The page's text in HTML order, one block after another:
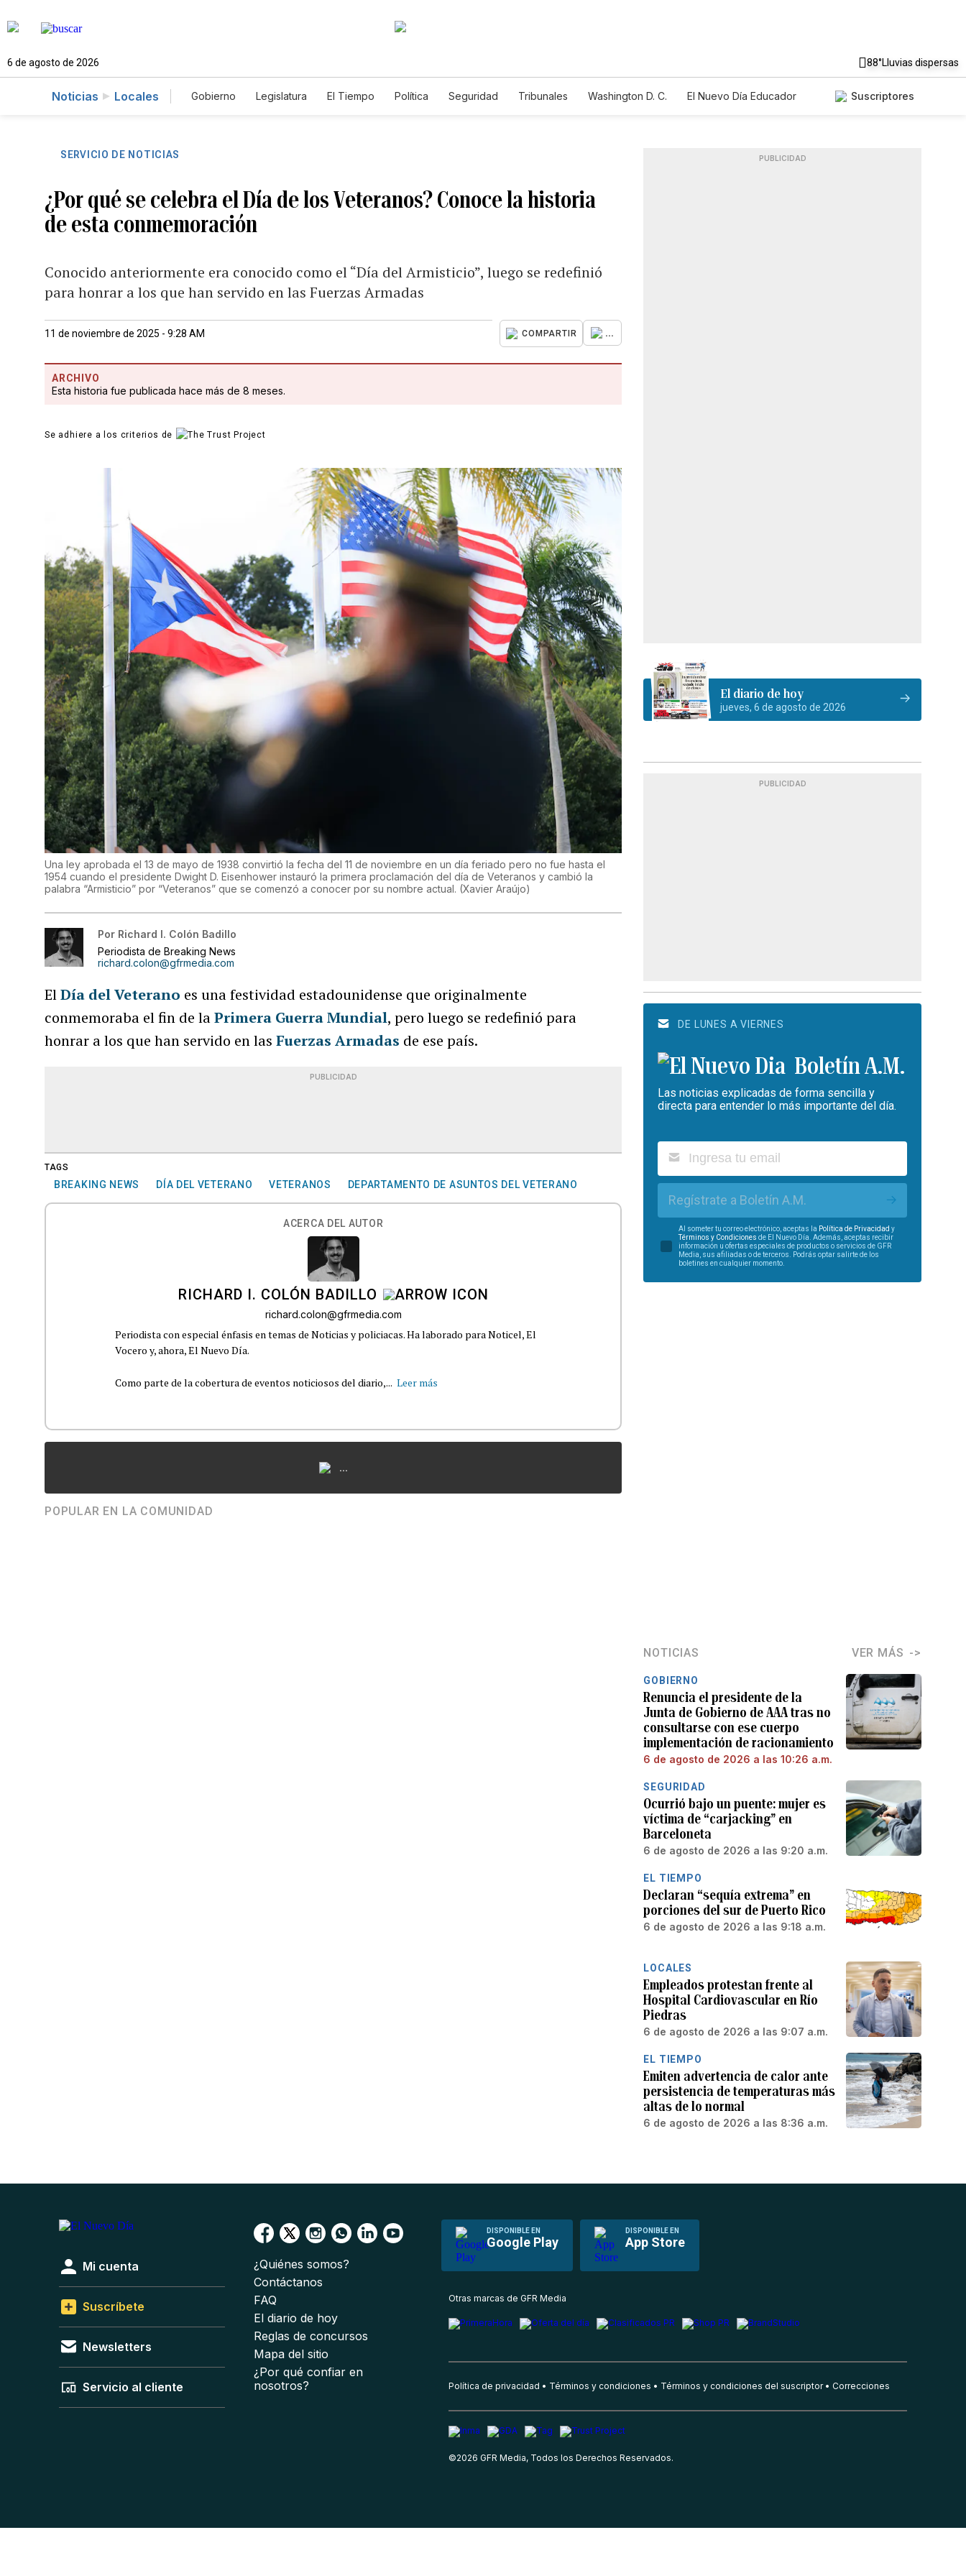
6 de agosto de 2026 88°Lluvias dispersas
Noticias Locales Gobierno Legislatura El Tiempo Política Seguridad Tribunales Washington D. C.
El Nuevo Día Educador
Suscriptores
SERVICIO DE NOTICIAS
¿Por qué se celebra el Día de los Veteranos? Conoce la historia
de esta conmemoración
Conocido anteriormente era conocido como el “Día del Armisticio”, luego se redefinió
para honrar a los que han servido en las Fuerzas Armadas
11 de noviembre de 2025 - 9:28 AM COMPARTIR ...
ARCHIVO
Esta historia fue publicada hace más de 8 meses.
Se adhiere a los criterios de
Una ley aprobada el 13 de mayo de 1938 convirtió la fecha del 11 de noviembre en un día feriado pero no fue hasta el
1954 cuando el presidente Dwight D. Eisenhower instauró la primera proclamación del día de Veteranos y cambió la
palabra “Armisticio” por “Veteranos” que se comenzó a conocer por su nombre actual. (Xavier Araújo)
Por Richard I. Colón Badillo
Periodista de Breaking News
richard.colon@gfrmedia.com
ElDía del Veterano es una festividad estadounidense que originalmente
conmemoraba el fin de laPrimera Guerra Mundial, pero luego se redefinió para
honrar a los que han servido en lasFuerzas Armadas de ese país.
PUBLICIDAD
TAGS
BREAKING NEWS DÍA DEL VETERANO VETERANOS DEPARTAMENTO DE ASUNTOS DEL VETERANO
ACERCA DEL AUTOR
RICHARD I. COLÓN BADILLO
richard.colon@gfrmedia.com
Periodista con especial énfasis en temas de Noticias y policiacas. Ha laborado para Noticel, El
Vocero y, ahora, El Nuevo Día.
Como parte de la cobertura de eventos noticiosos del diario,... Leer más
...
POPULAR EN LA COMUNIDAD
PUBLICIDAD
El diario de hoy
jueves, 6 de agosto de 2026
PUBLICIDAD
DE LUNES A VIERNES
Boletín A.M.
Las noticias explicadas de forma sencilla y
directa para entender lo más importante del día.
Regístrate a Boletín A.M.
Al someter tu correo electrónico, aceptas la Política de Privacidad y
Términos y Condiciones de El Nuevo Día. Además, aceptas recibir
información u ofertas especiales de productos o servicios de GFR
Media, sus afiliadas o de terceros. Podrás optar salirte de los
boletines en cualquier momento.
NOTICIAS VER MÁS
GOBIERNO
Renuncia el presidente de la
Junta de Gobierno de AAA tras no
consultarse con ese cuerpo
implementación de racionamiento
6 de agosto de 2026 a las 10:26 a.m.
SEGURIDAD
Ocurrió bajo un puente: mujer es
víctima de “carjacking” en
Barceloneta
6 de agosto de 2026 a las 9:20 a.m.
EL TIEMPO
Declaran “sequía extrema” en
porciones del sur de Puerto Rico
6 de agosto de 2026 a las 9:18 a.m.
LOCALES
Empleados protestan frente al
Hospital Cardiovascular en Río
Piedras
6 de agosto de 2026 a las 9:07 a.m.
EL TIEMPO
Emiten advertencia de calor ante
persistencia de temperaturas más
altas de lo normal
6 de agosto de 2026 a las 8:36 a.m.
DISPONIBLE EN
Google Play
DISPONIBLE EN
App Store
Mi cuenta
Suscríbete
Newsletters
Servicio al cliente
¿Quiénes somos?
Contáctanos
FAQ
El diario de hoy
Reglas de concursos
Mapa del sitio
¿Por qué confiar en
nosotros?
Otras marcas de GFR Media
Política de privacidad Términos y condiciones Términos y condiciones del suscriptor Correcciones
©2026 GFR Media, Todos los Derechos Reservados.